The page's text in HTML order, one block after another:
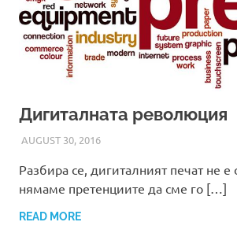
Дигиталната революция
AUGUST 30, 2016ADMIN
Разбира се, дигиталният печат не е
нямаме претенциите да сме го […]
READ MORE